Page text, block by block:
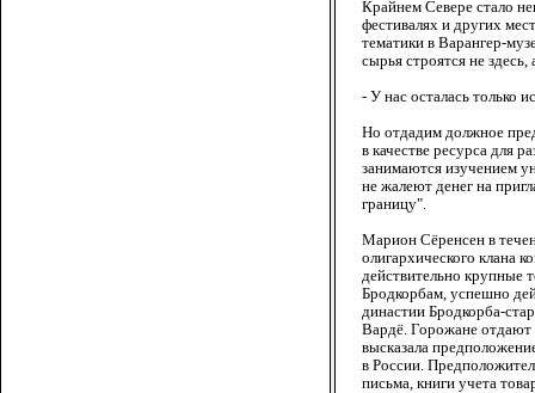
Крайнем Севере стало
фестивалях и других
тематики в Варангер-
сырья строятся не
- У нас осталась только
Но отдадим должное
в качестве ресурса для
занимаются изучением
не жалеют денег на
границу".
Марион Сёренсен в
олигархического клана
действительно крупные
Бродкорбам, успешно
династии Бродкорба-
Вардё. Горожане отдают
высказала
в России.
письма, книги учета